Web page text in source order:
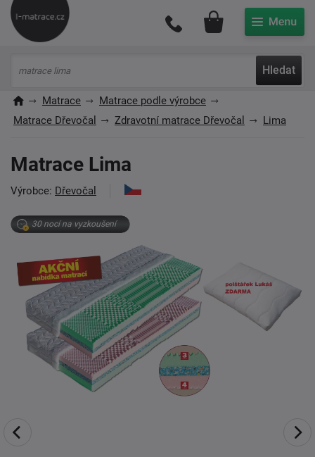
Hledat
Můj účet
Matrace
Matrace podle výrobce
Matrace Dřevočal
Zdravotní matrace Dřevočal Lima
Matrace Lima
Výrobce: Dřevočal
30 nocí na vyzkoušení